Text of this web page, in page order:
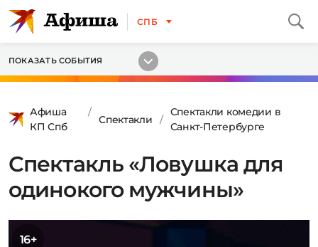
СПБ
ПОКАЗАТЬ СОБЫТИЯ
Афиша
КП Спб
Спектакли
Спектакли комедии в
Санкт-Петербурге
Спектакль «Ловушка для
одинокого мужчины»
16+